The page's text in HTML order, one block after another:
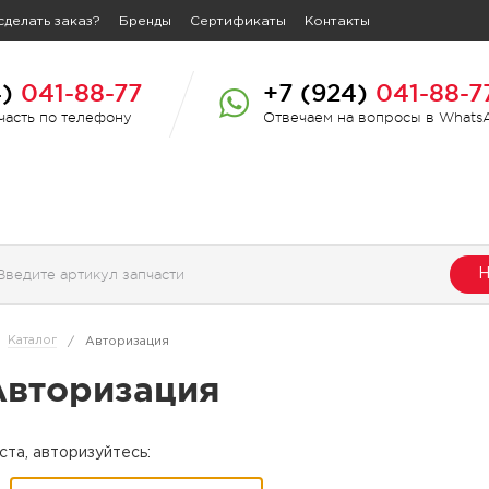
заказ? Бренды Сертификаты Контакты
041-88-77
по телефону
+7 (924) 041-88-
Отвечаем на вопросы в
Каталог / Авторизация
авторизуйтесь: